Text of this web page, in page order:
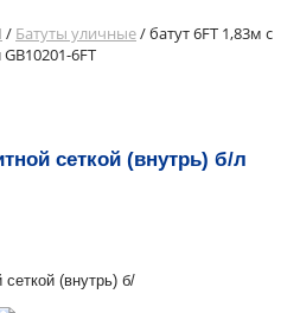
/ Батуты уличные/ батут 6FT 1,83м с
6FT
сеткой (внутрь) б/л